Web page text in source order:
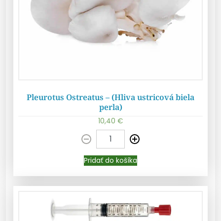
Pridať do košíka
Pleurotus Ostreatus – (Hliva ustricová biela
perla)
10,40 €
Pridať do košíka